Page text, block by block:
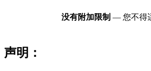
没有附加限制 — 您不得
声明：